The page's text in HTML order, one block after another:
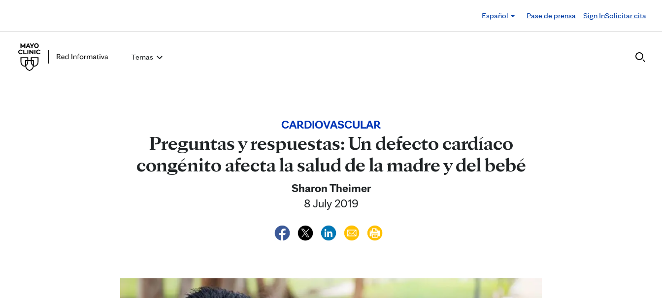
Español
Pase de prensa Sign InSolicitar cita
Temas
CARDIOVASCULAR
Preguntas y respuestas: Un defecto cardíaco
congénito afecta la salud de la madre y del bebé
Sharon Theimer
8 July 2019